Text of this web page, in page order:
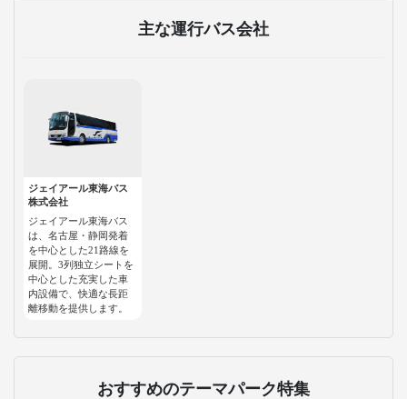
主な運行バス会社
ジェイアール東海バス
株式会社
ジェイアール東海バス
は、名古屋・静岡発着
を中心とした21路線を
展開。3列独立シートを
中心とした充実した車
内設備で、快適な長距
離移動を提供します。
おすすめのテーマパーク特集